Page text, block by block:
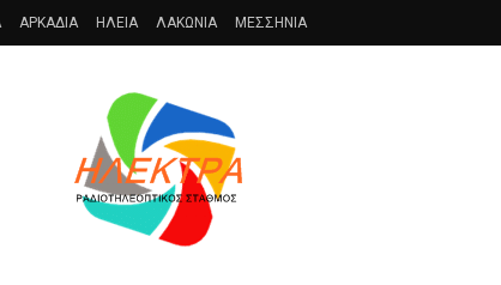
ΑΡΚΑΔΙΑ ΗΛΕΙΑ ΛΑΚΩΝΙΑ ΜΕΣΣΗΝΙΑ